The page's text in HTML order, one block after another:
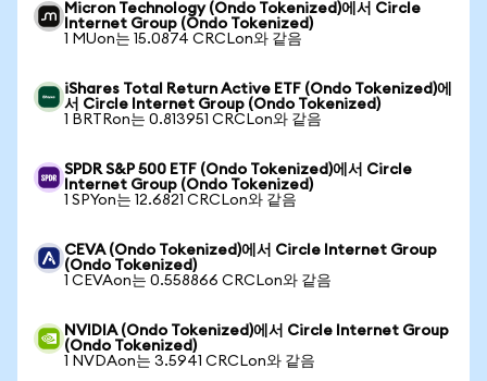
Micron Technology (Ondo Tokenized)에서 Circle
Internet Group (Ondo Tokenized)
1 MUon는 15.0874 CRCLon와 같음
iShares Total Return Active ETF (Ondo Tokenized)에
서 Circle Internet Group (Ondo Tokenized)
1 BRTRon는 0.813951 CRCLon와 같음
SPDR S&P 500 ETF (Ondo Tokenized)에서 Circle
Internet Group (Ondo Tokenized)
1 SPYon는 12.6821 CRCLon와 같음
CEVA (Ondo Tokenized)에서 Circle Internet Group
(Ondo Tokenized)
1 CEVAon는 0.558866 CRCLon와 같음
NVIDIA (Ondo Tokenized)에서 Circle Internet Group
(Ondo Tokenized)
1 NVDAon는 3.5941 CRCLon와 같음